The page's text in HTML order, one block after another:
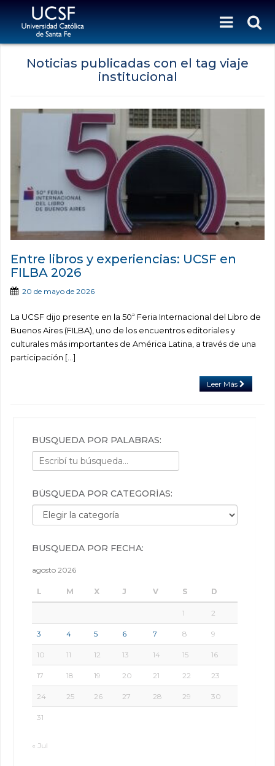
Noticias publicadas con el tag viaje
institucional
Entre libros y experiencias: UCSF en
FILBA 2026
20 de mayo de 2026
La UCSF dijo presente en la 50ª Feria Internacional del Libro de
Buenos Aires (FILBA), uno de los encuentros editoriales y
culturales más importantes de América Latina, a través de una
participación […]
Leer Más
BÚSQUEDA POR PALABRAS:
BÚSQUEDA POR CATEGORÍAS:
Búsqueda por categorías:
BÚSQUEDA POR FECHA:
agosto 2026
L M X J V S D
1 2
3 4 5 6 7 8 9
10 11 12 13 14 15 16
17 18 19 20 21 22 23
24 25 26 27 28 29 30
31
« Jul